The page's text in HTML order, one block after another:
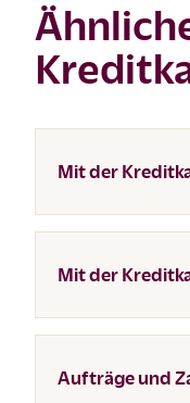
Mit der
Mit der
Aufträge und